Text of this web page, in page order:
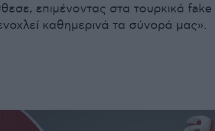
επιμένοντας στα τουρκικά fake
καθημερινά τα σύνορά μας».